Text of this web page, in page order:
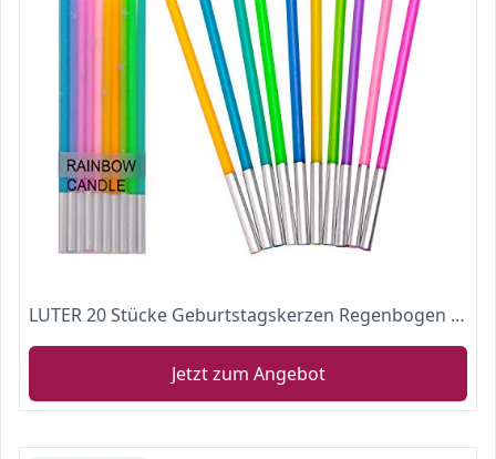
LUTER 20 Stücke Geburtstagskerzen Regenbogen Farbe Kerzen Geburtstag Lange Cupcake Kerzen für Geburtstag Hochzeit Baby Shower Party Dekoration
Jetzt zum Angebot